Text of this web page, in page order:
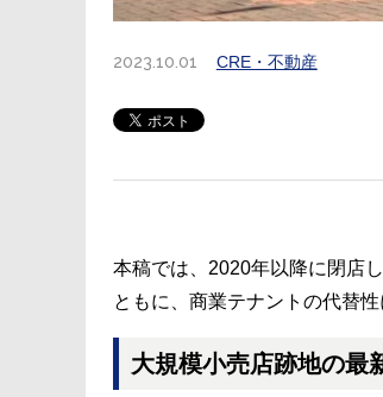
2023.10.01 CRE・不動産
本稿では、2020年以降に閉店
ともに、商業テナントの代替性
大規模小売店跡地の最